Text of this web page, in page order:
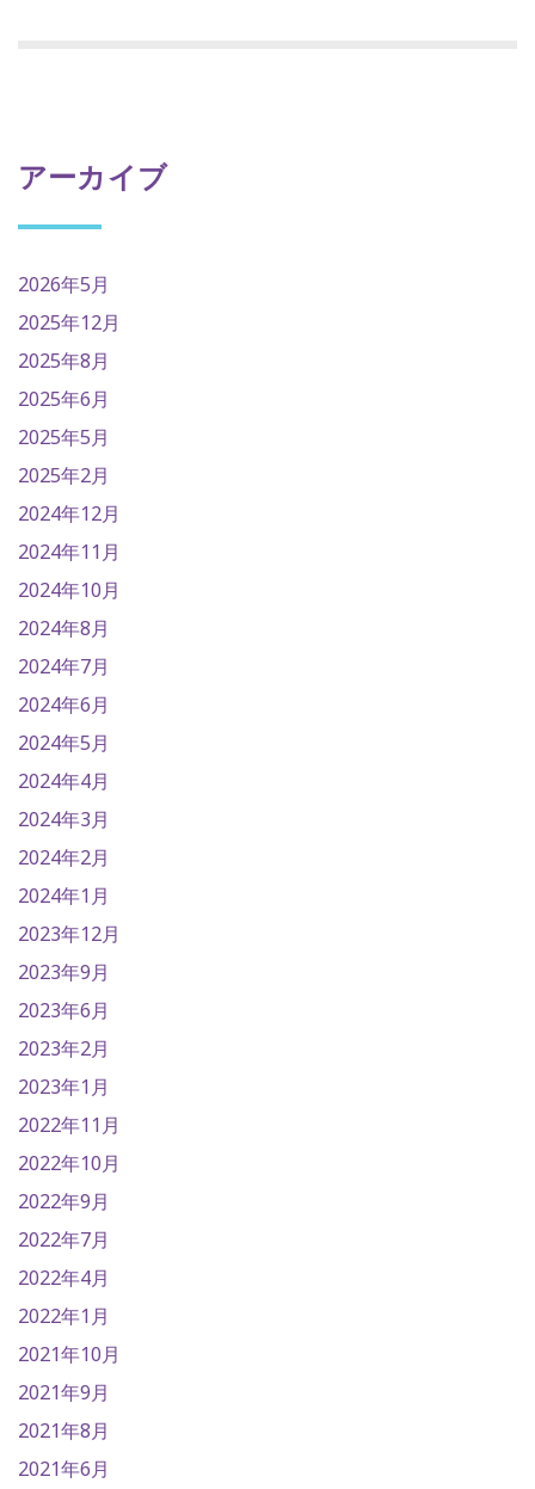
アーカイブ
2026年5月
2025年12月
2025年8月
2025年6月
2025年5月
2025年2月
2024年12月
2024年11月
2024年10月
2024年8月
2024年7月
2024年6月
2024年5月
2024年4月
2024年3月
2024年2月
2024年1月
2023年12月
2023年9月
2023年6月
2023年2月
2023年1月
2022年11月
2022年10月
2022年9月
2022年7月
2022年4月
2022年1月
2021年10月
2021年9月
2021年8月
2021年6月